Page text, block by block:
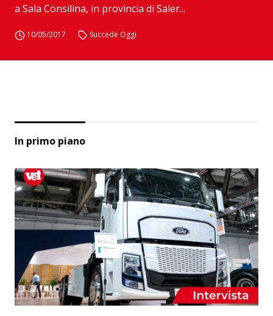
a Sala Consilina, in provincia di Saler...
10/05/2017 Succede Oggi
In primo piano